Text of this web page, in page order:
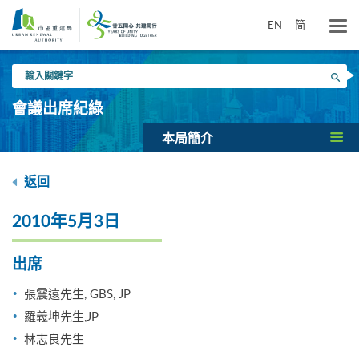
要
EN 简
入
關
鍵
搜尋
會議出席紀綠
本局簡介
返回
2010年5月3日
出席
張震遠先生, GBS, JP
羅義坤先生,JP
林志良先生